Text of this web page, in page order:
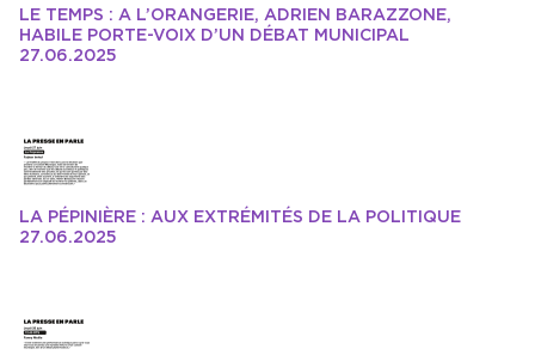
LE TEMPS : A L’ORANGERIE, ADRIEN BARAZZONE,
HABILE PORTE-VOIX D’UN DÉBAT MUNICIPAL
27.06.2025
LA PÉPINIÈRE : AUX EXTRÉMITÉS DE LA POLITIQUE
27.06.2025